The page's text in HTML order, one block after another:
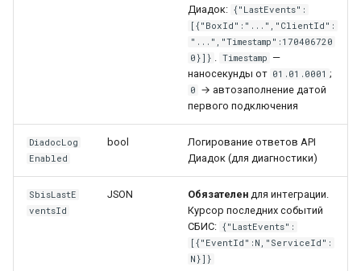
Диадок: {"LastEvents":
[{"BoxId":"...","ClientId":
"...","Timestamp":170406720
0}]} . Timestamp —
наносекунды от 01.01.0001 ;
0 → автозаполнение датой
первого подключения
DiadocLog
Enabled
bool
Логирование ответов API
Диадок (для диагностики)
SbisLastE
ventsId
JSON Обязателен для интеграции.
Курсор последних событий
СБИС: {"LastEvents":
[{"EventId":N,"ServiceId":
N}]}